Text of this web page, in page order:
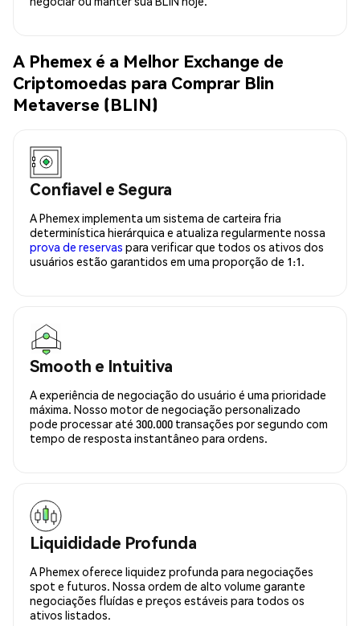
A Phemex é a Melhor Exchange de
Criptomoedas para Comprar Blin
Metaverse (BLIN)
Confiavel e Segura
A Phemex implementa um sistema de carteira fria
determinística hierárquica e atualiza regularmente nossa
prova de reservas para verificar que todos os ativos dos
usuários estão garantidos em uma proporção de 1:1.
Smooth e Intuitiva
A experiência de negociação do usuário é uma prioridade
máxima. Nosso motor de negociação personalizado
pode processar até 300.000 transações por segundo com
tempo de resposta instantâneo para ordens.
Liquididade Profunda
A Phemex oferece liquidez profunda para negociações
spot e futuros. Nossa ordem de alto volume garante
negociações fluídas e preços estáveis para todos os
ativos listados.